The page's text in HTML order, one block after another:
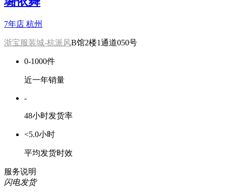
7年店 杭州
浙宝服装城-杭派风B馆2楼1通道050号
0-1000件
近一年销量
-
48小时发货率
<5.0小时
平均发货时效
服务说明
闪电发货